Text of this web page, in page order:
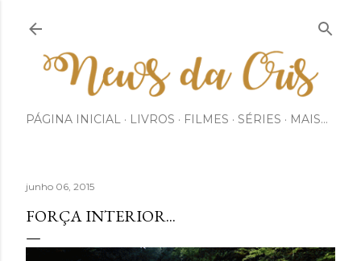
PÁGINA INICIAL LIVROS FILMES SÉRIES MAIS…
junho 06, 2015
FORÇA INTERIOR...